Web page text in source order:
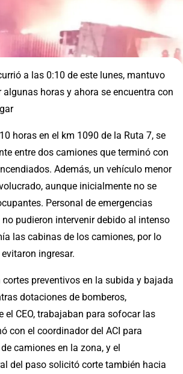
a las 0:10 de este lunes, mantuvo
algunas horas y ahora se encuentra con
horas en el km 1090 de la Ruta 7, se
entre dos camiones que terminó con
Además, un vehículo menor
aunque inicialmente no se
Personal de emergencias
no pudieron intervenir debido al intenso
las cabinas de los camiones, por lo
ingresar.
preventivos en la subida y bajada
dotaciones de bomberos,
el CEO, trabajaban para sofocar las
con el coordinador del ACI para
camiones en la zona, y el
del paso solicitó corte también hacia